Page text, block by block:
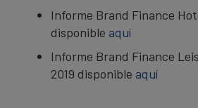
Informe Brand Finance
disponible aquí
Informe Brand Finance
2019 disponible aquí